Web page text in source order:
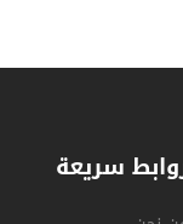
سريعة